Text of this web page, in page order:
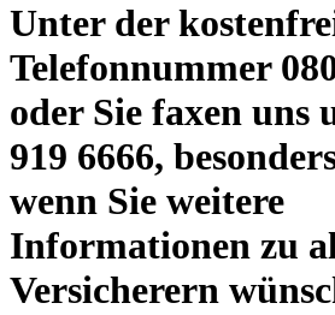
Unter der
Telefonnummer
oder Sie faxen uns
919 6666,
wenn Sie weitere
Informationen zu
Versicherern